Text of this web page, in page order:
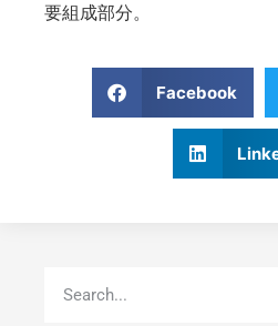
要組成部分。
Facebook